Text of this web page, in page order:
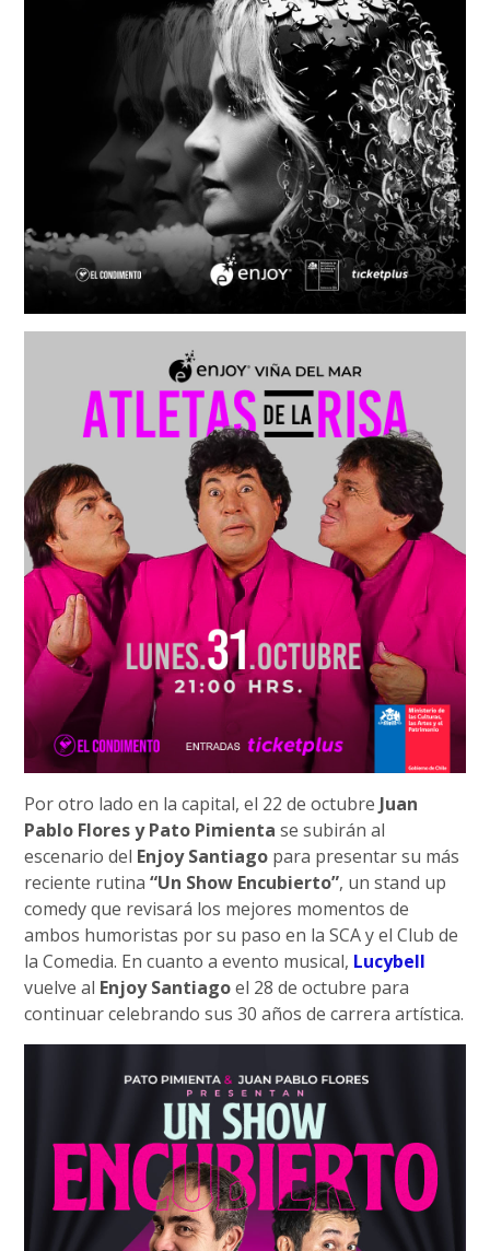
Por otro lado en la capital, el 22 de octubre Juan
Pablo Flores y Pato Pimienta se subirán al
escenario del Enjoy Santiago para presentar su más
reciente rutina“Un Show Encubierto”, un stand up
comedy que revisará los mejores momentos de
ambos humoristas por su paso en la SCA y el Club de
la Comedia. En cuanto a evento musical, Lucybell
vuelve al Enjoy Santiagoel 28 de octubre para
continuar celebrando sus 30 años de carrera artística.